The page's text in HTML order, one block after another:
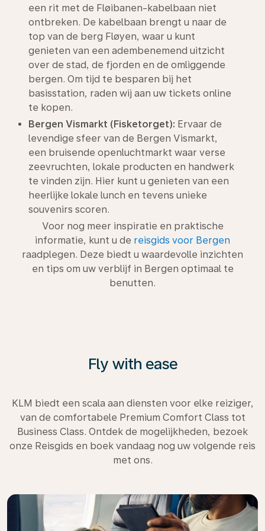
een rit met de Fløibanen-kabelbaan niet
ontbreken. De kabelbaan brengt u naar de
top van de berg Fløyen, waar u kunt
genieten van een adembenemend uitzicht
over de stad, de fjorden en de omliggende
bergen. Om tijd te besparen bij het
basisstation, raden wij aan uw tickets online
te kopen.
Bergen Vismarkt (Fisketorget): Ervaar de
levendige sfeer van de Bergen Vismarkt,
een bruisende openluchtmarkt waar verse
zeevruchten, lokale producten en handwerk
te vinden zijn. Hier kunt u genieten van een
heerlijke lokale lunch en tevens unieke
souvenirs scoren.
Voor nog meer inspiratie en praktische
informatie, kunt u de reisgids voor Bergen
raadplegen. Deze biedt u waardevolle inzichten
en tips om uw verblijf in Bergen optimaal te
benutten.
Fly with ease
KLM biedt een scala aan diensten voor elke reiziger,
van de comfortabele Premium Comfort Class tot
Business Class. Ontdek de mogelijkheden, bezoek
onze Reisgids en boek vandaag nog uw volgende reis
met ons.